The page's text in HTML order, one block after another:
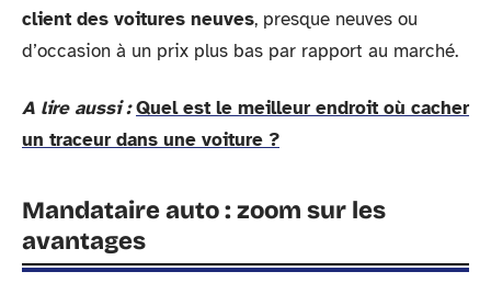
client des voitures neuves, presque neuves ou
d’occasion à un prix plus bas par rapport au marché.
A lire aussi : Quel est le meilleur endroit où cacher
un traceur dans une voiture ?
Mandataire auto : zoom sur les
avantages